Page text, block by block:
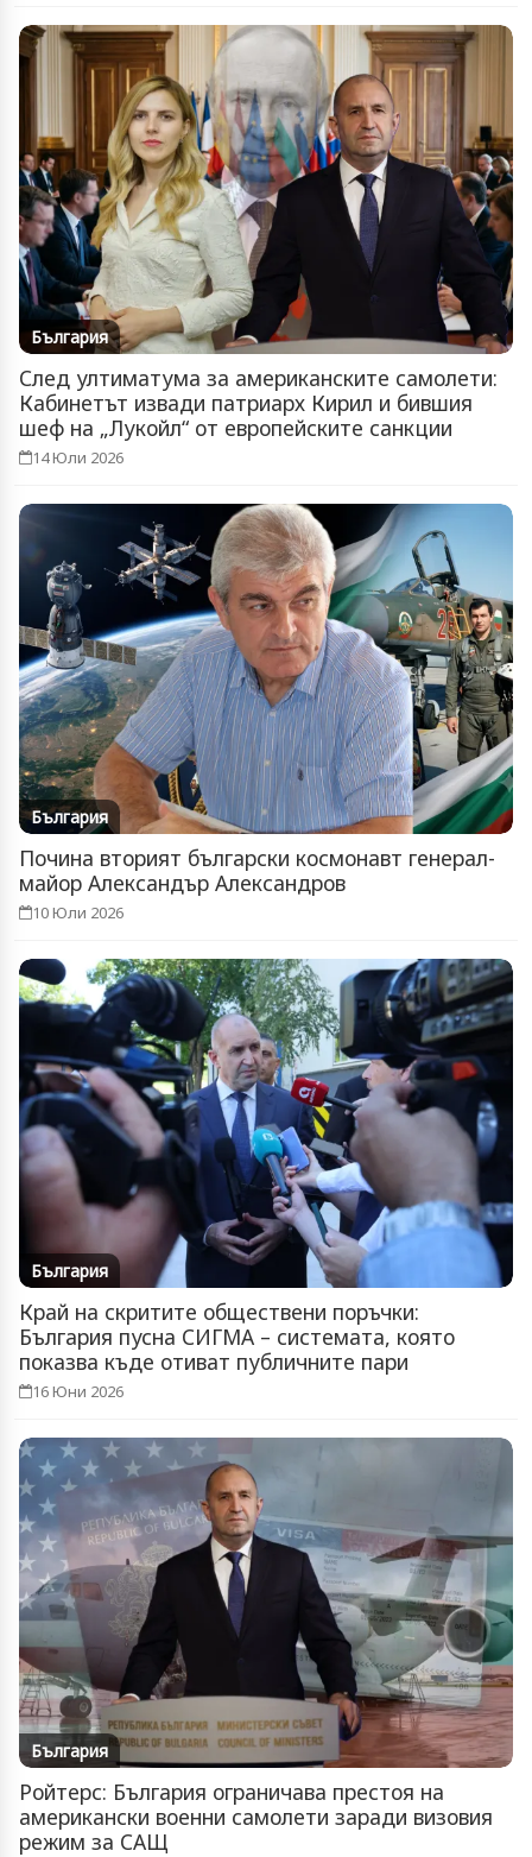
България
След ултиматума за американските самолети:
Кабинетът извади патриарх Кирил и бившия
шеф на „Лукойл“ от европейските санкции
14 Юли 2026
България
Почина вторият български космонавт генерал-
майор Александър Александров
10 Юли 2026
България
Край на скритите обществени поръчки:
България пусна СИГМА – системата, която
показва къде отиват публичните пари
16 Юни 2026
България
Ройтерс: България ограничава престоя на
американски военни самолети заради визовия
режим за САЩ